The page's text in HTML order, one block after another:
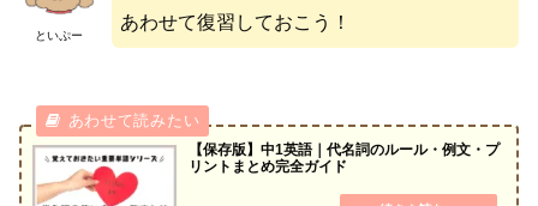
といぷー
あわせて復習しておこう！
【保存版】中1英語｜代名詞のルール・例文・プ
リントまとめ完全ガイド